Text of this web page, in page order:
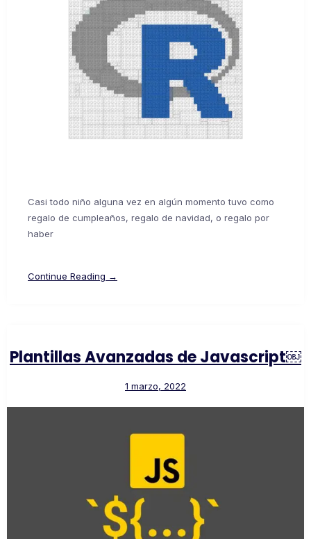
Casi todo niño alguna vez en algún momento tuvo como
regalo de cumpleaños, regalo de navidad, o regalo por
haber
Continue Reading →
Plantillas Avanzadas de Javascript￼
1 marzo, 2022